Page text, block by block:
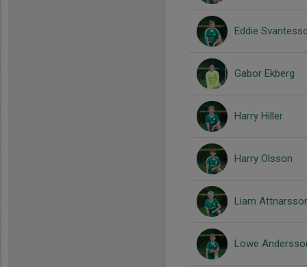
Eddie
Gabor Ekberg
Harry Hiller
Harry Olsson
Liam
Lowe